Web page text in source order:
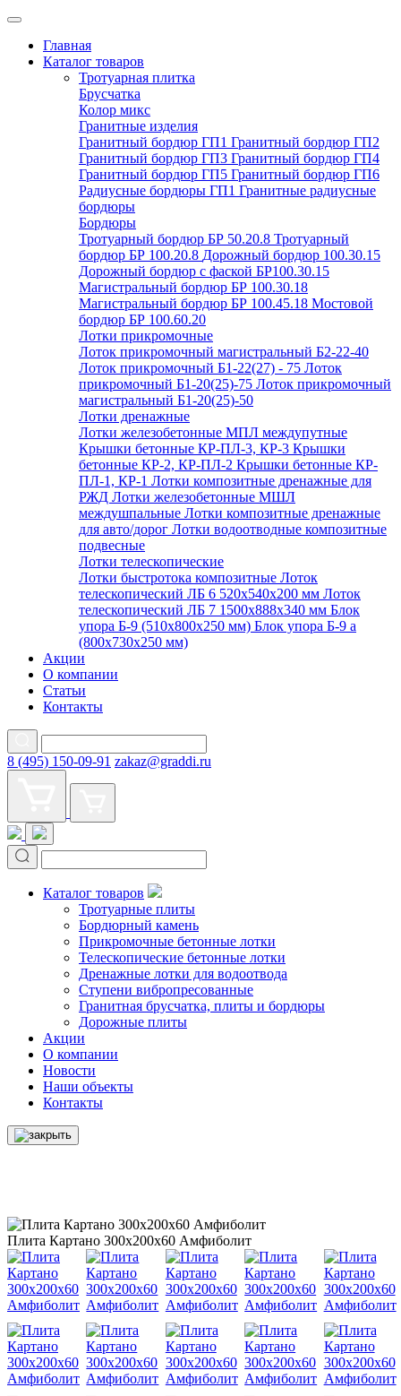
Главная
Каталог товаров
Тротуарная плитка
Брусчатка
Колор микс
Гранитные изделия
Гранитный бордюр ГП1 Гранитный бордюр ГП2
Гранитный бордюр ГП3 Гранитный бордюр ГП4
Гранитный бордюр ГП5 Гранитный бордюр ГП6
Радиусные бордюры ГП1 Гранитные радиусные
бордюры
Бордюры
Тротуарный бордюр БР 50.20.8 Тротуарный
бордюр БР 100.20.8 Дорожный бордюр 100.30.15
Дорожный бордюр с фаской БР100.30.15
Магистральный бордюр БР 100.30.18
Магистральный бордюр БР 100.45.18 Мостовой
бордюр БР 100.60.20
Лотки прикромочные
Лоток прикромочный магистральный Б2-22-40
Лоток прикромочный Б1-22(27) - 75 Лоток
прикромочный Б1-20(25)-75 Лоток прикромочный
магистральный Б1-20(25)-50
Лотки дренажные
Лотки железобетонные МПЛ междупутные
Крышки бетонные КР-ПЛ-3, КР-3 Крышки
бетонные КР-2, КР-ПЛ-2 Крышки бетонные КР-
ПЛ-1, КР-1 Лотки композитные дренажные для
РЖД Лотки железобетонные МШЛ
междушпальные Лотки композитные дренажные
для авто/дорог Лотки водоотводные композитные
подвесные
Лотки телескопические
Лотки быстротока композитные Лоток
телескопический ЛБ 6 520х540х200 мм Лоток
телескопический ЛБ 7 1500х888х340 мм Блок
упора Б-9 (510х800х250 мм) Блок упора Б-9 а
(800х730х250 мм)
Акции
О компании
Статьи
Контакты
8 (495) 150-09-91 zakaz@graddi.ru
Каталог товаров
Тротуарные плиты
Бордюрный камень
Прикромочные бетонные лотки
Телескопические бетонные лотки
Дренажные лотки для водоотвода
Ступени вибропресованные
Гранитная брусчатка, плиты и бордюры
Дорожные плиты
Акции
О компании
Новости
Наши объекты
Контакты
Плита Картано 300х200х60 Амфиболит